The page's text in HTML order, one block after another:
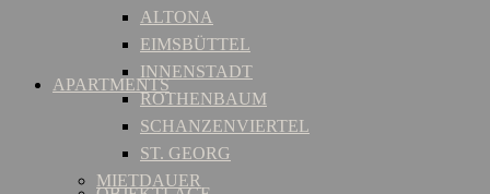
APARTMENTS
ALTONA
EIMSBÜTTEL
INNENSTADT
ROTHENBAUM
SCHANZENVIERTEL
ST. GEORG
MIETDAUER